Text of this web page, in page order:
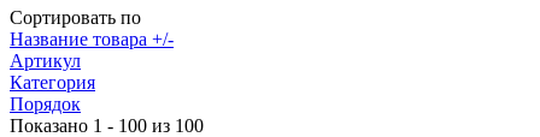
Сортировать по
Название товара +/-
Артикул
Категория
Порядок
Показано 1 - 100 из 100